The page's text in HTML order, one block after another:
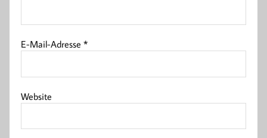
E-Mail-Adresse*
Website